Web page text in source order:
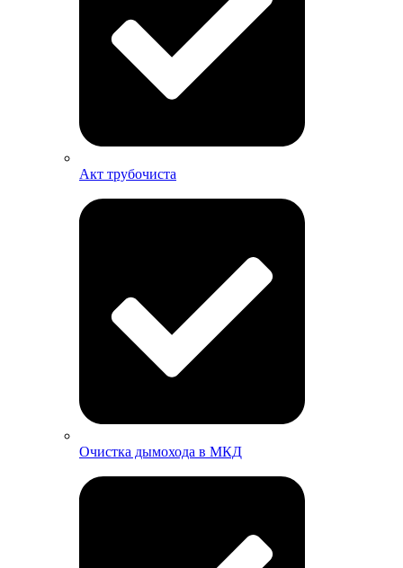
Акт трубочиста
Очистка дымохода в МКД